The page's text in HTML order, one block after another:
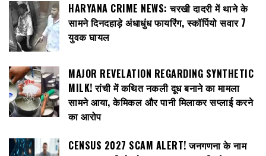
HARYANA CRIME NEWS: चरखी दादरी में थाने के
सामने दिनदहाड़े अंधाधुंध फायरिंग, स्कॉर्पियो सवार 7
युवक घायल
MAJOR REVELATION REGARDING SYNTHETIC
MILK! रांची में कथित नकली दूध बनाने का मामला
सामने आया, केमिकल और पानी मिलाकर सप्लाई करने
का आरोप
CENSUS 2027 SCAM ALERT! जनगणना के नाम